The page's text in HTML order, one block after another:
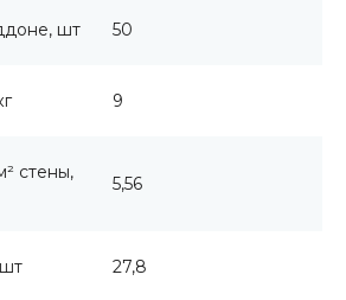
шт 50
9
стены,
5,56
27,8